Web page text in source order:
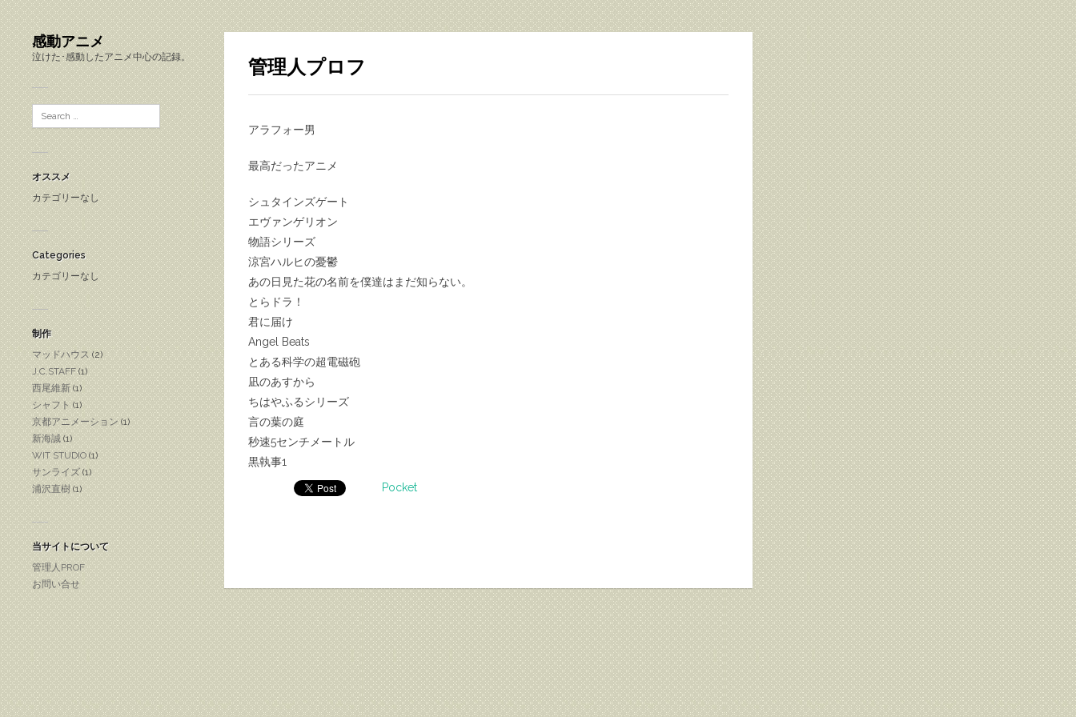
感動アニメ
泣けた･感動したアニメ中心の記録。
オススメ
カテゴリーなし
Categories
カテゴリーなし
制作
マッドハウス(2)
J.C.STAFF(1)
西尾維新(1)
シャフト(1)
京都アニメーション(1)
新海誠(1)
WIT STUDIO(1)
サンライズ(1)
浦沢直樹(1)
当サイトについて
管理人PROF
お問い合せ
管理人プロフ
アラフォー男
最高だったアニメ
シュタインズゲート
エヴァンゲリオン
物語シリーズ
涼宮ハルヒの憂鬱
あの日見た花の名前を僕達はまだ知らない。
とらドラ！
君に届け
Angel Beats
とある科学の超電磁砲
凪のあすから
ちはやふるシリーズ
言の葉の庭
秒速5センチメートル
黒執事1
Pocket